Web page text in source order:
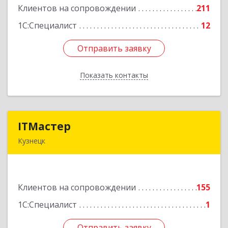
Клиентов на сопровождении
211
1С:Специалист
12
Отправить заявку
Показать контакты
Подробнее
Отправить заявку
Назад
ITМастер
Кузнецк
Клиентов на сопровождении
155
1С:Специалист
1
Подробнее